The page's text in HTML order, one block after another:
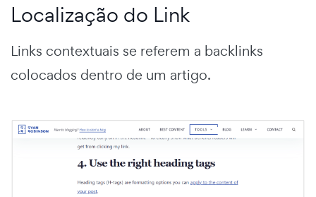
Localização do Link
Links contextuais se referem a backlinks
colocados dentro de um artigo.